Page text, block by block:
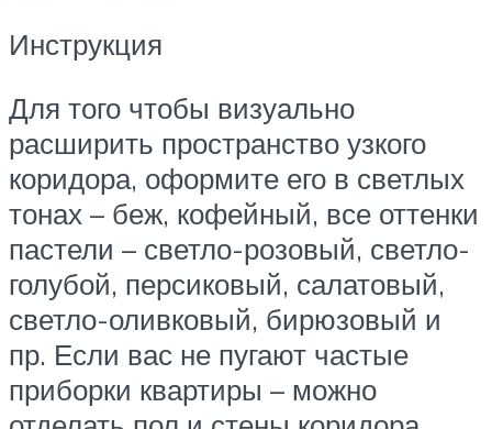
Инструкция
Для того чтобы визуально
расширить пространство узкого
коридора, оформите его в светлых
тонах – беж, кофейный, все оттенки
пастели – светло-розовый, светло-
голубой, персиковый, салатовый,
светло-оливковый, бирюзовый и
пр. Если вас не пугают частые
приборки квартиры – можно